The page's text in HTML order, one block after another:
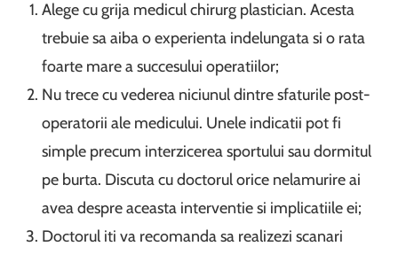
Alege cu grija medicul chirurg plastician. Acesta
trebuie sa aiba o experienta indelungata si o rata
foarte mare a succesului operatiilor;
Nu trece cu vederea niciunul dintre sfaturile post-
operatorii ale medicului. Unele indicatii pot fi
simple precum interzicerea sportului sau dormitul
pe burta. Discuta cu doctorul orice nelamurire ai
avea despre aceasta interventie si implicatiile ei;
Doctorul iti va recomanda sa realizezi scanari